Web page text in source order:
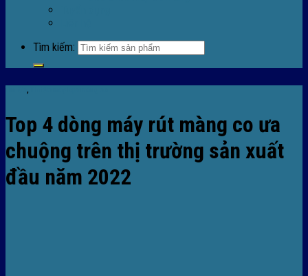
Tìm kiếm:
,
Top 4 dòng máy rút màng co ưa
chuộng trên thị trường sản xuất
đầu năm 2022